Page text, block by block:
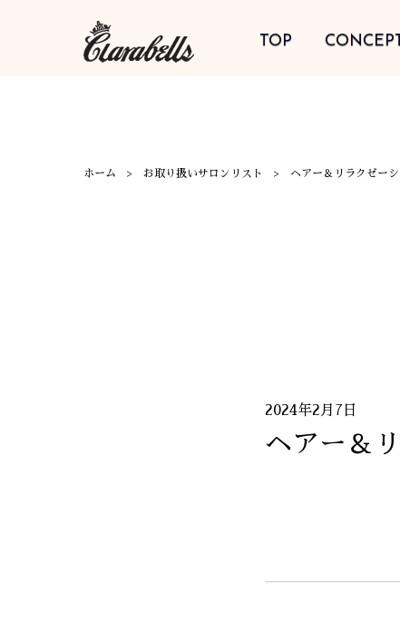
TOP
ホーム お取り扱いサロンリスト ヘアー＆リラクゼー
2024年2月7日
ヘアー＆